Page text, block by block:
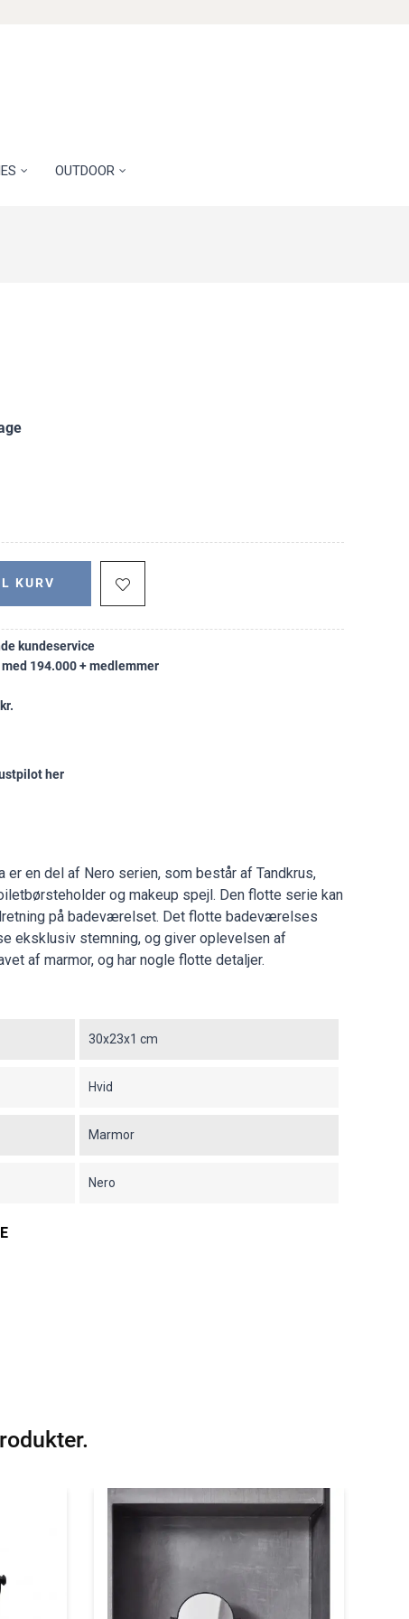
OUTDOOR
KURV
kundeservice
194.000 + medlemmer
her
er en del af Nero serien, som består af Tandkrus,
og makeup spejl. Den flotte serie kan
på badeværelset. Det flotte badeværelses
eksklusiv stemning, og giver oplevelsen af
af marmor, og har nogle flotte detaljer.
30x23x1 cm
Hvid
Marmor
Nero